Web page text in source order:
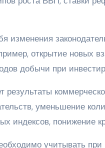
изменения
открытие новых
добычи при
результаты
уменьшение
индексов, понижение
учитывать при